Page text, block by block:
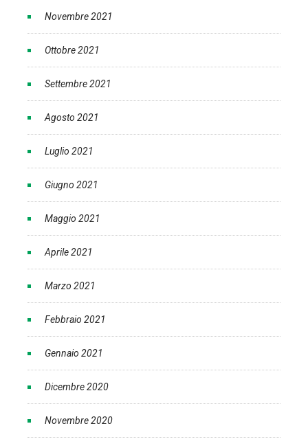
Novembre 2021
Ottobre 2021
Settembre 2021
Agosto 2021
Luglio 2021
Giugno 2021
Maggio 2021
Aprile 2021
Marzo 2021
Febbraio 2021
Gennaio 2021
Dicembre 2020
Novembre 2020